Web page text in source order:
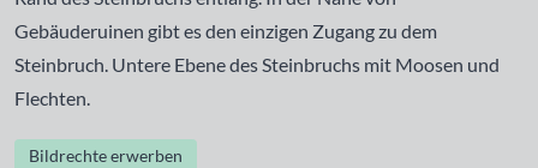
Gebäuderuinen gibt es den einzigen Zugang zu dem
Steinbruch. Untere Ebene des Steinbruchs mit Moosen und
Flechten.
Bildrechte erwerben